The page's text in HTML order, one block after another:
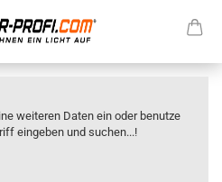
weiteren Daten ein oder benutze
eingeben und suchen...!